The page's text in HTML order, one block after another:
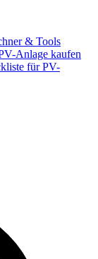
& Tools
Anlage kaufen
für PV-